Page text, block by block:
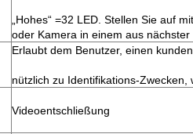
„Hohes“ =32 LED. Stellen Sie auf
oder Kamera in einem aus nächster
Erlaubt dem Benutzer, einen
nützlich zu Identifikations-
Videoentschließung